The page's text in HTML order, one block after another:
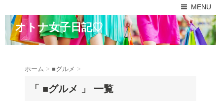
MENU
オトナ女子日記♡
ホーム > ■グルメ >
「 ■グルメ 」 一覧